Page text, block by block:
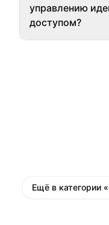
управлению
доступом?
Ещё в категории